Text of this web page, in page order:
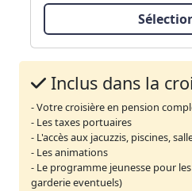
Inclus dans la
- Votre croisière en pension
- Les taxes portuaires
- L'accès aux jacuzzis, piscines,
- Les animations
- Le programme jeunesse pour
garderie eventuels)